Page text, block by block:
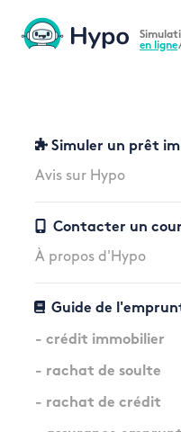
en ligne
Simuler un prêt
Avis sur Hypo
Contacter un
À propos d'Hypo
Guide de
- crédit immobilier
- rachat de soulte
- rachat de crédit